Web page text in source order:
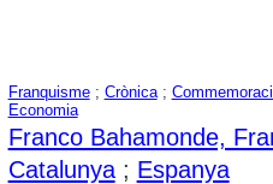
Franquisme; Crònica;
Economia
Franco Bahamonde,
Catalunya; Espanya